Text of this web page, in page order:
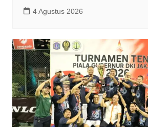
4 Agustus 2026